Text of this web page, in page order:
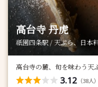
高台寺 丹虎
祇園四条駅 / 天ぷら、日本
高台寺の麓、旬を味わう天
3.12 （38人）